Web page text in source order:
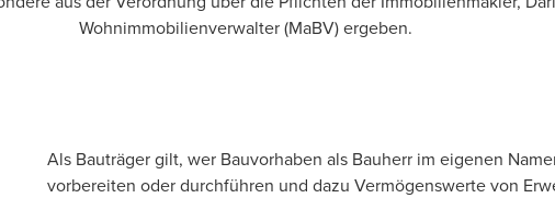
Wohnimmobilienverwalter (MaBV) ergeben.
Als Bauträger gilt, wer Bauvorhaben als Bauherr im eigenen
vorbereiten oder durchführen und dazu Vermögenswerte von